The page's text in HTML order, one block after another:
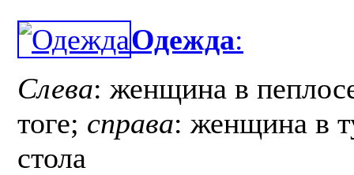
Одежда:
Слева: женщина в
тоге; справа: женщина в
стола